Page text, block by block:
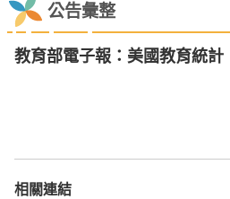
公告彙整
教育部電子報：美國教育統計
相關連結